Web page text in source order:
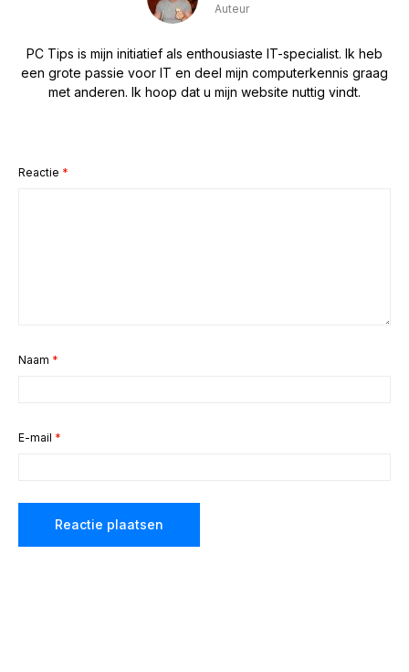
Auteur
PC Tips is mijn initiatief als enthousiaste IT-specialist. Ik heb
een grote passie voor IT en deel mijn computerkennis graag
met anderen. Ik hoop dat u mijn website nuttig vindt.
Reactie *
Naam *
E-mail *